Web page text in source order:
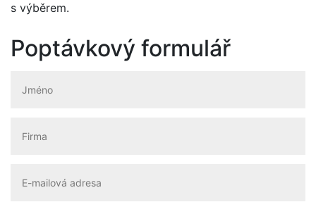
s výběrem.
Poptávkový formulář